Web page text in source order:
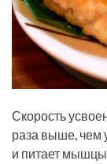
Скорость
раза выше, чем
и питает